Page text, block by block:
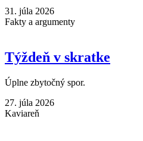
31. júla 2026
Fakty a argumenty
Týždeň v skratke
Úplne zbytočný spor.
27. júla 2026
Kaviareň